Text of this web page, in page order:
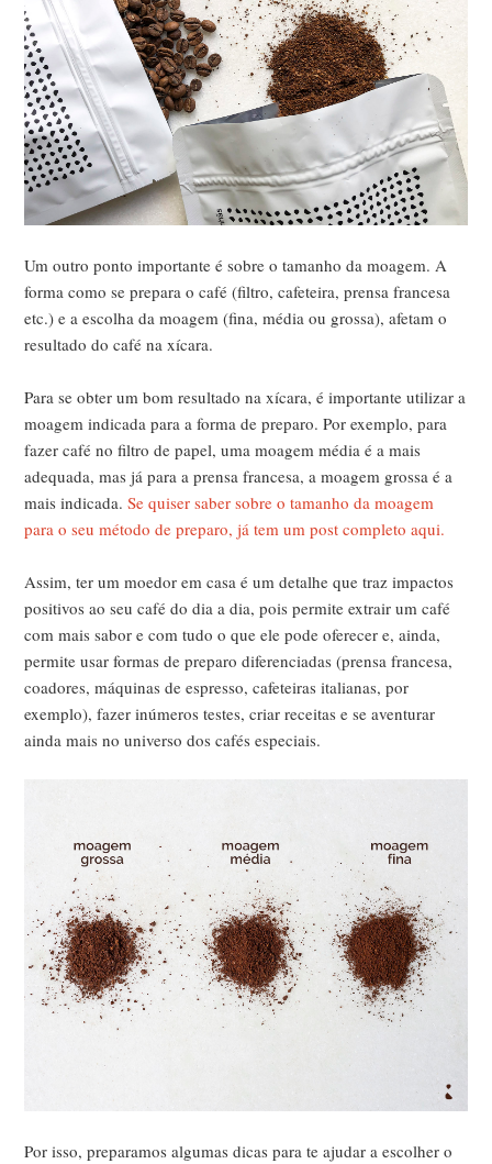
Um outro ponto importante é sobre o tamanho da moagem. A
forma como se prepara o café (filtro, cafeteira, prensa francesa
etc.) e a escolha da moagem (fina, média ou grossa), afetam o
resultado do café na xícara.
Para se obter um bom resultado na xícara, é importante utilizar a
moagem indicada para a forma de preparo. Por exemplo, para
fazer café no filtro de papel, uma moagem média é a mais
adequada, mas já para a prensa francesa, a moagem grossa é a
mais indicada.Se quiser saber sobre o tamanho da moagem
para o seu método de preparo, já tem um post completo aqui.
Assim, ter um moedor em casa é um detalhe que traz impactos
positivos ao seu café do dia a dia, pois permite extrair um café
com mais sabor e com tudo o que ele pode oferecer e, ainda,
permite usar formas de preparo diferenciadas (prensa francesa,
coadores, máquinas de espresso, cafeteiras italianas, por
exemplo), fazer inúmeros testes, criar receitas e se aventurar
ainda mais no universo dos cafés especiais.
Por isso, preparamos algumas dicas para te ajudar a escolher o